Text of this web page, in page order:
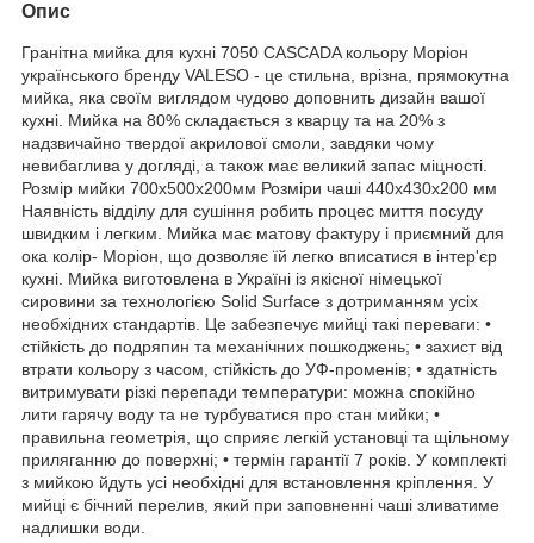
Опис
Гранітна мийка для кухні 7050 CASCADA кольору Моріон
українського бренду VALESO - це стильна, врізна, прямокутна
мийка, яка своїм виглядом чудово доповнить дизайн вашої
кухні. Мийка на 80% складається з кварцу та на 20% з
надзвичайно твердої акрилової смоли, завдяки чому
невибаглива у догляді, а також має великий запас міцності.
Розмір мийки 700х500х200мм Розміри чаші 440х430х200 мм
Наявність відділу для сушіння робить процес миття посуду
швидким і легким. Мийка має матову фактуру і приємний для
ока колір- Моріон, що дозволяє їй легко вписатися в інтер'єр
кухні. Мийка виготовлена в Україні із якісної німецької
сировини за технологією Solid Surface з дотриманням усіх
необхідних стандартів. Це забезпечує мийці такі переваги: •
стійкість до подряпин та механічних пошкоджень; • захист від
втрати кольору з часом, стійкість до УФ-променів; • здатність
витримувати різкі перепади температури: можна спокійно
лити гарячу воду та не турбуватися про стан мийки; •
правильна геометрія, що сприяє легкій установці та щільному
приляганню до поверхні; • термін гарантії 7 років. У комплекті
з мийкою йдуть усі необхідні для встановлення кріплення. У
мийці є бічний перелив, який при заповненні чаші зливатиме
надлишки води.